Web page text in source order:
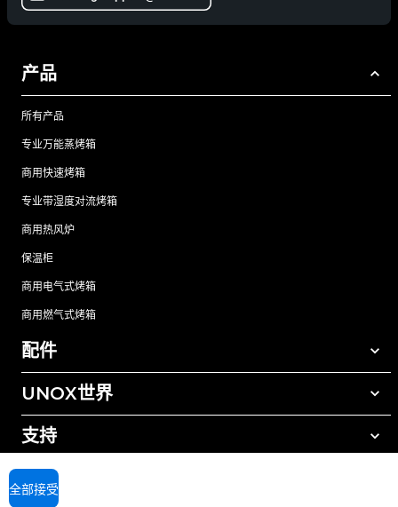
产品
所有产品
专业万能蒸烤箱
商用快速烤箱
专业带湿度对流烤箱
商用热风炉
保温柜
商用电气式烤箱
商用燃气式烤箱
配件
所有配件
手动清洗清洁剂
树脂过滤水处理
UNOX世界
我们在全球的办事处
支持
UNOX质保
全部接受